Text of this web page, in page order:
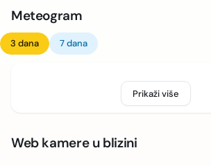
Meteogram
3 dana 7 dana
Prikaži više
Web kamere u blizini